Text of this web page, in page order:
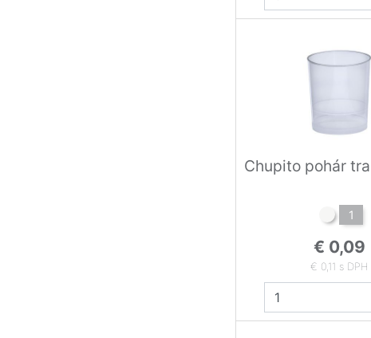
Chupito pohár
1
€ 0,09
€ 0,11 s DPH